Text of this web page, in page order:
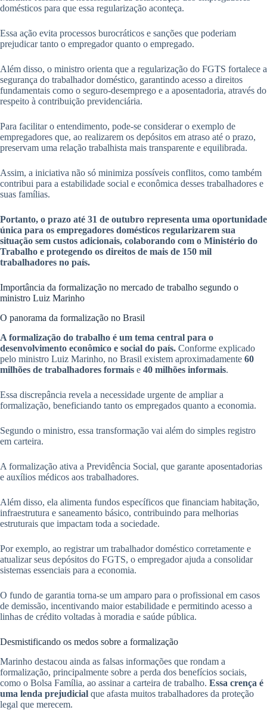
domésticos para que essa regularização aconteça.
Essa ação evita processos burocráticos e sanções que poderiam
prejudicar tanto o empregador quanto o empregado.
Além disso, o ministro orienta que a regularização do FGTS fortalece a
segurança do trabalhador doméstico, garantindo acesso a direitos
fundamentais como o seguro-desemprego e a aposentadoria, através do
respeito à contribuição previdenciária.
Para facilitar o entendimento, pode-se considerar o exemplo de
empregadores que, ao realizarem os depósitos em atraso até o prazo,
preservam uma relação trabalhista mais transparente e equilibrada.
Assim, a iniciativa não só minimiza possíveis conflitos, como também
contribui para a estabilidade social e econômica desses trabalhadores e
suas famílias.
Portanto, o prazo até 31 de outubro representa uma oportunidade
única para os empregadores domésticos regularizarem sua
situação sem custos adicionais, colaborando com o Ministério do
Trabalho e protegendo os direitos de mais de 150 mil
trabalhadores no país.
Importância da formalização no mercado de trabalho segundo o
ministro Luiz Marinho
O panorama da formalização no Brasil
A formalização do trabalho é um tema central para o
desenvolvimento econômico e social do país. Conforme explicado
pelo ministro Luiz Marinho, no Brasil existem aproximadamente 60
milhões de trabalhadores formais e 40 milhões informais.
Essa discrepância revela a necessidade urgente de ampliar a
formalização, beneficiando tanto os empregados quanto a economia.
Segundo o ministro, essa transformação vai além do simples registro
em carteira.
A formalização ativa a Previdência Social, que garante aposentadorias
e auxílios médicos aos trabalhadores.
Além disso, ela alimenta fundos específicos que financiam habitação,
infraestrutura e saneamento básico, contribuindo para melhorias
estruturais que impactam toda a sociedade.
Por exemplo, ao registrar um trabalhador doméstico corretamente e
atualizar seus depósitos do FGTS, o empregador ajuda a consolidar
sistemas essenciais para a economia.
O fundo de garantia torna-se um amparo para o profissional em casos
de demissão, incentivando maior estabilidade e permitindo acesso a
linhas de crédito voltadas à moradia e saúde pública.
Desmistificando os medos sobre a formalização
Marinho destacou ainda as falsas informações que rondam a
formalização, principalmente sobre a perda dos benefícios sociais,
como o Bolsa Família, ao assinar a carteira de trabalho. Essa crença é
uma lenda prejudicial que afasta muitos trabalhadores da proteção
legal que merecem.